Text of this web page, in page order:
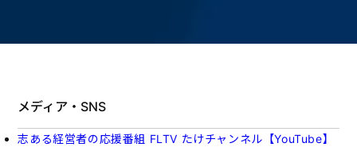
メディア・SNS
志ある経営者の応援番組 FLTV たけチャンネル【YouTube】